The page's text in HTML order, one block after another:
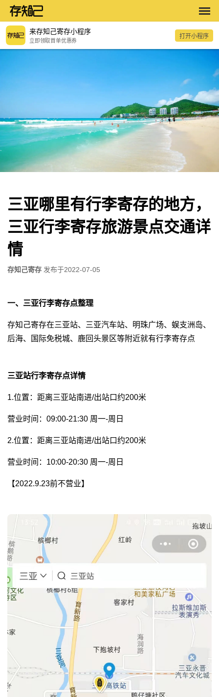
来存知己寄存小程序
立即领取首单优惠券
打开小程序
三亚哪里有行李寄存的地方，
三亚行李寄存旅游景点交通详
情
存知己寄存 发布于2022-07-05
一、三亚行李寄存点整理
存知己寄存在三亚站、三亚汽车站、明珠广场、蜈支洲岛、
后海、国际免税城、鹿回头景区等附近就有行李寄存点
三亚站行李寄存点详情
1.位置：距离三亚站南进/出站口约200米
营业时间：09:00-21:30 周一-周日
2.位置：距离三亚站南进/出站口约200米
营业时间：10:00-20:30 周一-周日
【2022.9.23前不营业】